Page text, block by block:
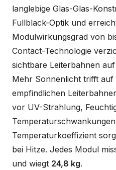
langlebige Glas-Glas-
Fullblack-Optik und
Modulwirkungsgrad von
Contact-Technologie
sichtbare Leiterbahnen
Mehr Sonnenlicht trifft auf
empfindlichen
vor UV-Strahlung,
Temperaturkoeffizient
bei Hitze. Jedes Modul
und wiegt 24,8 kg.